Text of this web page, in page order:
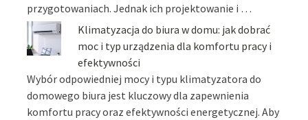
przygotowaniach. Jednak ich projektowanie i …
Klimatyzacja do biura w domu: jak dobrać
moc i typ urządzenia dla komfortu pracy i
efektywności
Wybór odpowiedniej mocy i typu klimatyzatora do
domowego biura jest kluczowy dla zapewnienia
komfortu pracy oraz efektywności energetycznej. Aby